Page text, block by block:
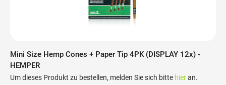
Mini Size Hemp Cones + Paper Tip 4PK (DISPLAY 12x) -
HEMPER
Um dieses Produkt zu bestellen, melden Sie sich bitte hieran.